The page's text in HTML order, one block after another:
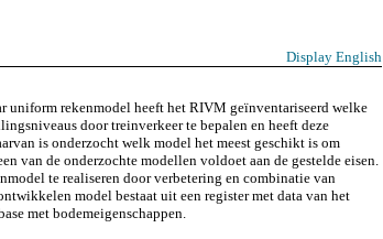
Display English
uniform rekenmodel heeft het RIVM geïnventariseerd welke
door treinverkeer te bepalen en heeft deze
is onderzocht welk model het meest geschikt is om
van de onderzochte modellen voldoet aan de gestelde eisen.
te realiseren door verbetering en combinatie van
model bestaat uit een register met data van het
met bodemeigenschappen.